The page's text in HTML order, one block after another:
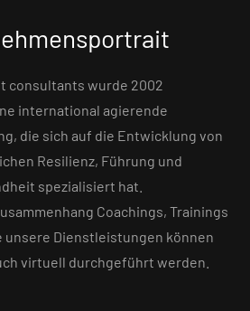
consultants wurde 2002
international agierende
die sich auf die Entwicklung von
Resilienz, Führung und
spezialisiert hat.
Coachings, Trainings
unsere Dienstleistungen können
virtuell durchgeführt werden.